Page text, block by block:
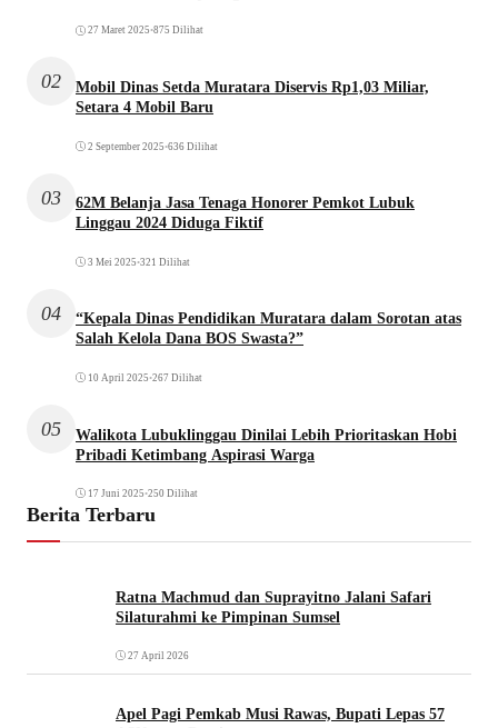
27 Maret 2025 •875 Dilihat
02
Mobil Dinas Setda Muratara Diservis Rp1,03 Miliar,
Setara 4 Mobil Baru
2 September 2025 •636 Dilihat
03
62M Belanja Jasa Tenaga Honorer Pemkot Lubuk
Linggau 2024 Diduga Fiktif
3 Mei 2025 •321 Dilihat
04
“Kepala Dinas Pendidikan Muratara dalam Sorotan atas
Salah Kelola Dana BOS Swasta?”
10 April 2025 •267 Dilihat
05
Walikota Lubuklinggau Dinilai Lebih Prioritaskan Hobi
Pribadi Ketimbang Aspirasi Warga
17 Juni 2025 •250 Dilihat
Berita Terbaru
Ratna Machmud dan Suprayitno Jalani Safari
Silaturahmi ke Pimpinan Sumsel
27 April 2026
Apel Pagi Pemkab Musi Rawas, Bupati Lepas 57